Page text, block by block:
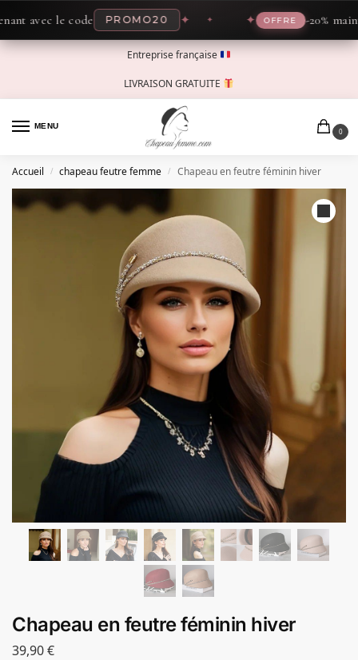
avec le code PROMO20 ✦ OFFRE -20%
Entreprise française
LIVRAISON GRATUITE
MENU
0
Accueil / chapeau feutre femme / Chapeau en feutre féminin hiver
Chapeau en feutre féminin hiver
39,90€